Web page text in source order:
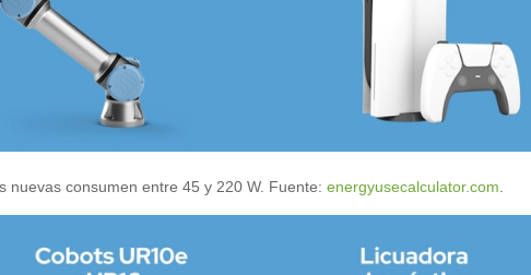
nuevas consumen entre 45 y 220 W. Fuente:energyusecalculator.com